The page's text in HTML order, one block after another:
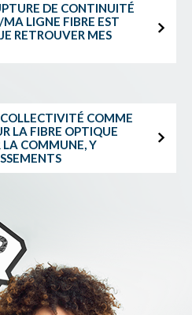
DE CONTINUITÉ
LIGNE FIBRE EST
RETROUVER MES
COMME
LA FIBRE OPTIQUE
LA COMMUNE, Y